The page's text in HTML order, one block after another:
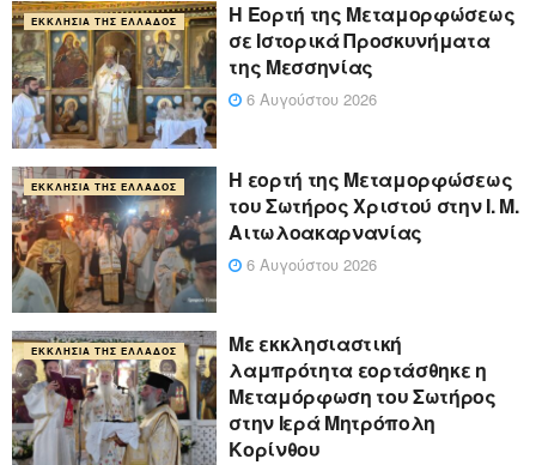
ΕΚΚΛΗΣΊΑ ΤΗΣ ΕΛΛΆΔΟΣ
Η Εορτή της Μεταμορφώσεως
σε Ιστορικά Προσκυνήματα
της Μεσσηνίας
6 Αυγούστου 2026
ΕΚΚΛΗΣΊΑ ΤΗΣ ΕΛΛΆΔΟΣ
Η εορτή της Μεταμορφώσεως
του Σωτήρος Χριστού στην Ι. Μ.
Αιτωλοακαρνανίας
6 Αυγούστου 2026
ΕΚΚΛΗΣΊΑ ΤΗΣ ΕΛΛΆΔΟΣ
Με εκκλησιαστική
λαμπρότητα εορτάσθηκε η
Μεταμόρφωση του Σωτήρος
στην Ιερά Μητρόπολη
Κορίνθου